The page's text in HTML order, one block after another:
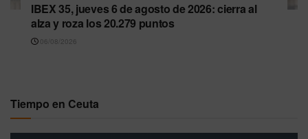
IBEX 35, jueves 6 de agosto de 2026: cierra al
alza y roza los 20.279 puntos
06/08/2026
Tiempo en Ceuta